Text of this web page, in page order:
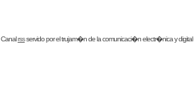
Canalrssservido por eltrujam�nde la comunicaci�n electr�nica y